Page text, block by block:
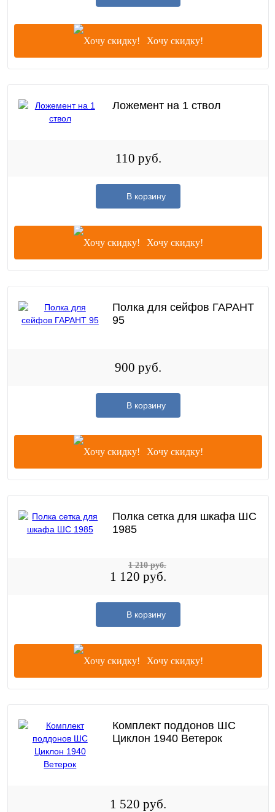
Хочу скидку!
Ложемент на 1 ствол
110 руб.
В корзину
Хочу скидку!
Полка для сейфов ГАРАНТ
95
900 руб.
В корзину
Хочу скидку!
Полка сетка для шкафа ШС
1985
1 120 руб.
1 210 руб.
В корзину
Хочу скидку!
Комплект поддонов ШС
Циклон 1940 Ветерок
1 520 руб.